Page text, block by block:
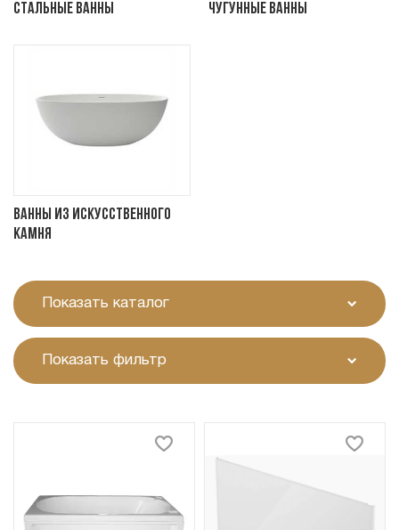
Стальные ванны Чугунные ванны
Ванны из искусственного
камня
Показать каталог
Показать фильтр